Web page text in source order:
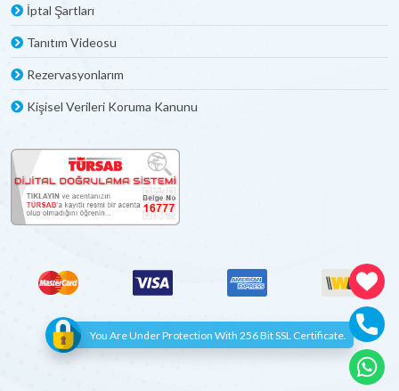
İptal Şartları
Tanıtım Videosu
Rezervasyonlarım
Kişisel Verileri Koruma Kanunu
You Are Under Protection With 256 Bit SSL Certificate.